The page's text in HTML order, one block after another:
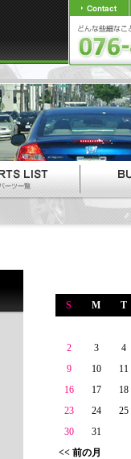
S M T
<< 前の月
2
3 4
9
10 11
16
17 18
23
24 25
30
31